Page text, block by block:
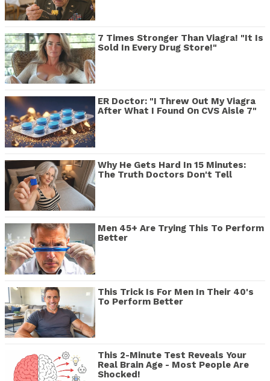
7 Times Stronger Than Viagra! "It Is
Sold In Every Drug Store!"
ER Doctor: "I Threw Out My Viagra
After What I Found On CVS Aisle 7"
Why He Gets Hard In 15 Minutes:
The Truth Doctors Don't Tell
Men 45+ Are Trying This To Perform
Better
This Trick Is For Men In Their 40's
To Perform Better
This 2-Minute Test Reveals Your
Real Brain Age - Most People Are
Shocked!